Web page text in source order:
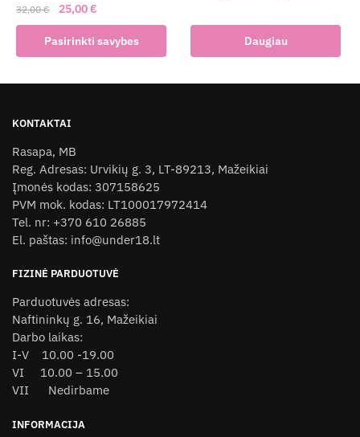
32,00€
Original
price
was:
32,00 €.
25,00€
price
is:
25,00 €.
Pasirinkti savybes
product
options
may
be
chosen
on
the
product
Daugiau
KONTAKTAI
Rasapa, MB
Reg. Adresas: Urvikių g. 3, LT-89213, Mažeikiai
Įmonės kodas: 307158625
PVM mok. kodas: LT100017972414
Tel. nr: +370 610 26885
El. paštas: info@under18.lt
FIZINĖ PARDUOTUVĖ
Parduotuvės adresas:
Naftininkų g. 16, Mažeikiai
Darbo laikas:
I-V 10.00 -19.00
VI 10.00 – 15.00
VII Nedirbame
INFORMACIJA